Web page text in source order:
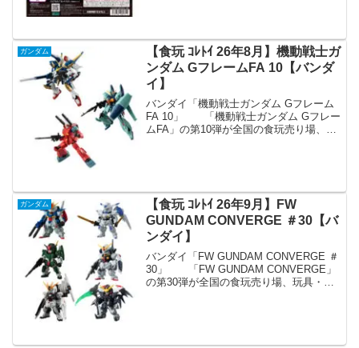
ガンダム
【食玩 ｺﾚﾄｲ 26年8月】機動戦士ガ
ンダム GフレームFA 10【バンダ
イ】
バンダイ「機動戦士ガンダム Gフレーム
FA 10」 「機動戦士ガンダム Gフレー
ムFA」の第10弾が全国の食玩売り場、玩
ガンダム
【食玩 ｺﾚﾄｲ 26年9月】FW
GUNDAM CONVERGE ＃30【バ
ンダイ】
バンダイ「FW GUNDAM CONVERGE ＃
30」 「FW GUNDAM CONVERGE」
の第30弾が全国の食玩売り場、玩具・雑